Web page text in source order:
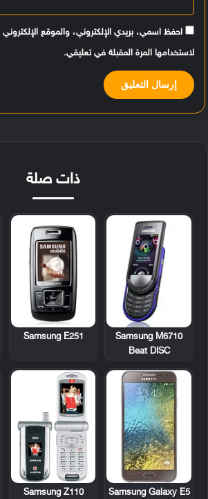
احفظ اسمي، بريدي الإلكتروني، والموقع
لاستخدامها المرة المقبلة في تعليقي.
ذات صلة
Samsung M6710
Beat DISC
Samsung E251
Samsung Galaxy E5
Samsung Z110